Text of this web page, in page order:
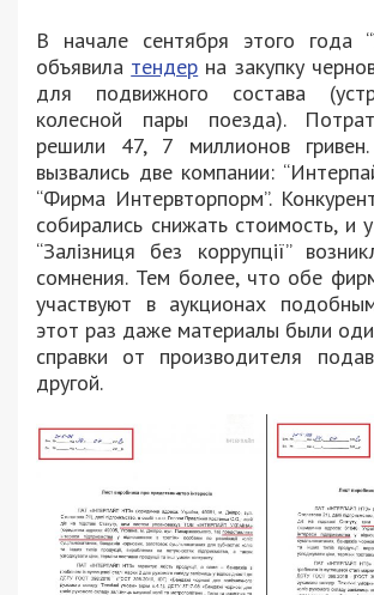
В начале сентября этого года
объявила тендер на закупку
для подвижного состава
колесной пары поезда).
решили 47, 7 миллионов
вызвались две компании:
“Фирма Интервторпорм”.
собирались снижать стоимость, и
“Залізниця без коррупції”
сомнения. Тем более, что обе
участвуют в аукционах
этот раз даже материалы были
справки от производителя
другой.